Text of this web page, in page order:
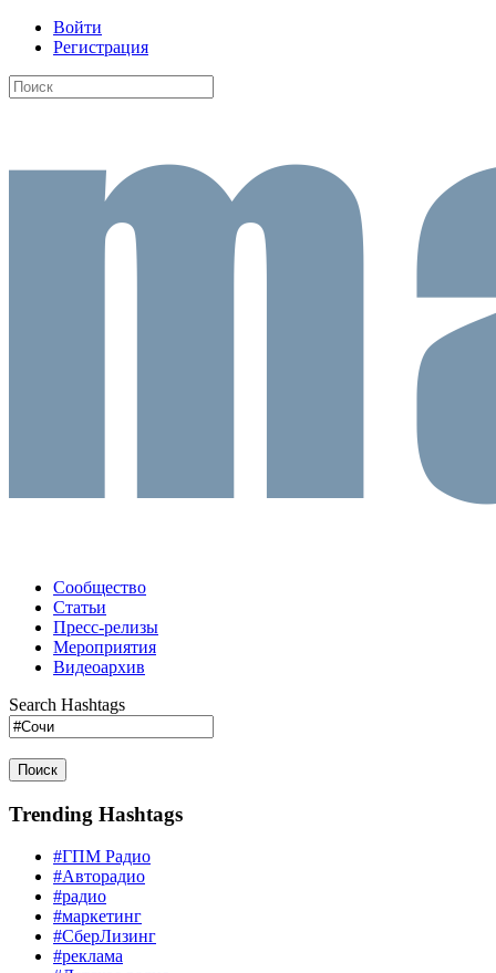
Войти
Регистрация
Сообщество
Статьи
Пресс-релизы
Мероприятия
Видеоархив
Search Hashtags
Поиск
Trending Hashtags
#ГПМ Радио
#Авторадио
#радио
#маркетинг
#СберЛизинг
#реклама